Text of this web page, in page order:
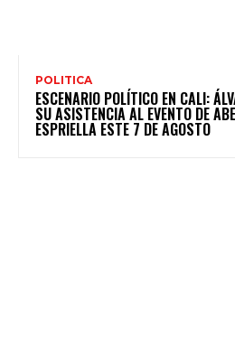
POLITICA
ESCENARIO POLÍTICO EN CALI:
SU ASISTENCIA AL EVENTO DE
ESPRIELLA ESTE 7 DE AGOSTO